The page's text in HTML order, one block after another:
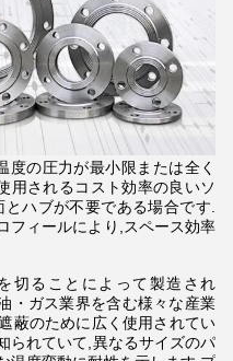
度の圧力が最小限または全く
用されるコスト効率の良いソ
ハブが不要である場合です.
フィールにより,スペース効率
切ることによって製造され
・ガス業界を含む様々な産業
蔽のために広く使用されてい
られていて,異なるサイズのパ